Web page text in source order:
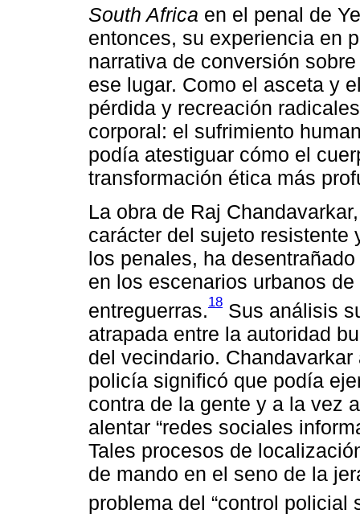
South Africa en el penal de
entonces, su experiencia en
narrativa de conversión
ese lugar. Como el asceta y
pérdida y recreación
corporal: el sufrimiento
podía atestiguar cómo el
transformación ética más
La obra de Raj
carácter del sujeto resistente
los penales, ha
en los escenarios urbanos
entreguerras.18 Sus análisis
atrapada entre la autoridad
del vecindario.
policía significó que podía
contra de la gente y a la vez
alentar “redes sociales
Tales procesos de
de mando en el seno de la
problema del “control policial